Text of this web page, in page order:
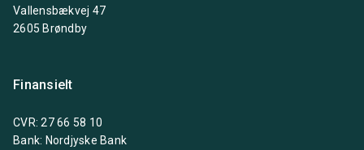
Vallensbækvej 47
2605 Brøndby
Finansielt
CVR: 27 66 58 10
Bank: Nordjyske Bank